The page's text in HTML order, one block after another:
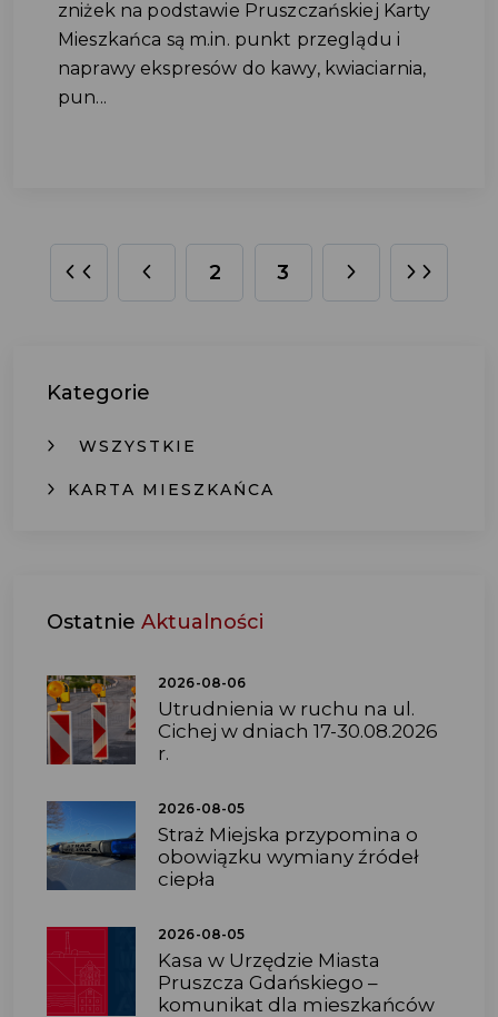
zniżek na podstawie Pruszczańskiej Karty
Mieszkańca są m.in. punkt przeglądu i
naprawy ekspresów do kawy, kwiaciarnia,
pun...
2 3
Kategorie
WSZYSTKIE
KARTA MIESZKAŃCA
Ostatnie Aktualności
2026-08-06
Utrudnienia w ruchu na ul.
Cichej w dniach 17-30.08.2026
r.
2026-08-05
Straż Miejska przypomina o
obowiązku wymiany źródeł
ciepła
2026-08-05
Kasa w Urzędzie Miasta
Pruszcza Gdańskiego –
komunikat dla mieszkańców